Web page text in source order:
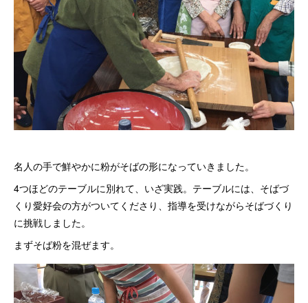
名人の手で鮮やかに粉がそばの形になっていきました。
4つほどのテーブルに別れて、いざ実践。テーブルには、そばづ
くり愛好会の方がついてくださり、指導を受けながらそばづくり
に挑戦しました。
まずそば粉を混ぜます。